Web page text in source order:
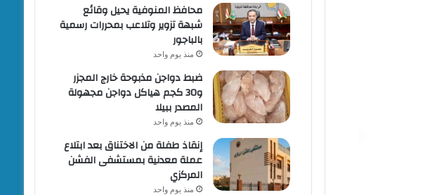
محافظ المنوفية يحيل وقائع
شبهة تزوير وتلاعب بمحررات رسمية
بالباجور
منذ يوم واحد
ضبط دواجن مذبوحة خارج المجزر
و30 كجم هياكل دواجن مجهولة
المصدر ببيلا
منذ يوم واحد
إنقاذ طفلة من الاختناق بعد ابتلاع
عملة معدنية بمستشفى الفشن
المركزي
منذ يوم واحد